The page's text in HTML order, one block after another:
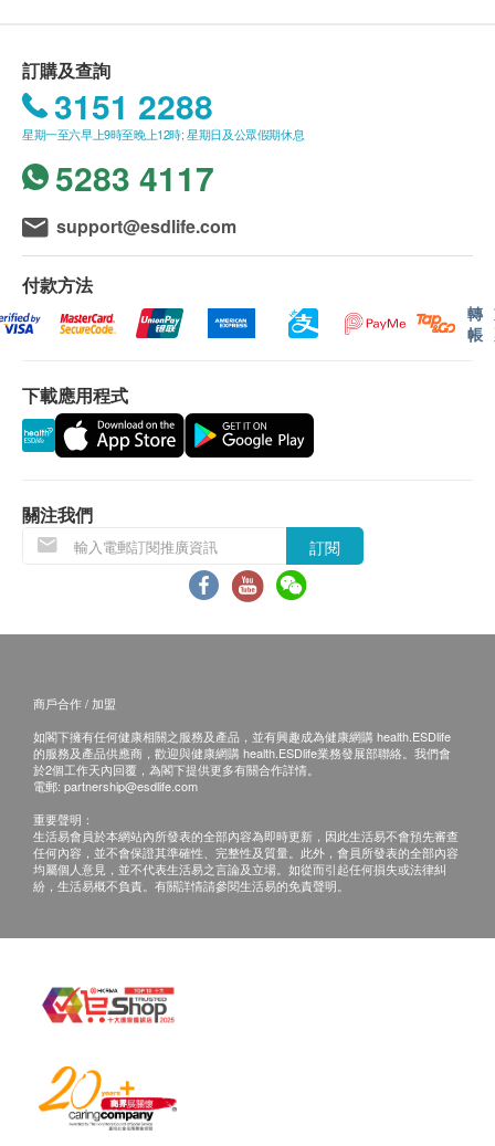
訂購及查詢
3151 2288
星期一至六早上9時至晚上12時; 星期日及公眾假期休息
5283 4117
support@esdlife.com
付款方法
轉
帳
下載應用程式
關注我們
訂閱
商戶合作 / 加盟
如閣下擁有任何健康相關之服務及產品，並有興趣成為健康網購 health.ESDlife
的服務及產品供應商，歡迎與健康網購 health.ESDlife業務發展部聯絡。我們會
於2個工作天內回覆，為閣下提供更多有關合作詳情。
電郵: partnership@esdlife.com
重要聲明：
生活易會員於本網站內所發表的全部內容為即時更新，因此生活易不會預先審查
任何內容，並不會保證其準確性、完整性及質量。此外，會員所發表的全部內容
均屬個人意見，並不代表生活易之言論及立場。如從而引起任何損失或法律糾
紛，生活易概不負責。有關詳情請參閱生活易的免責聲明。